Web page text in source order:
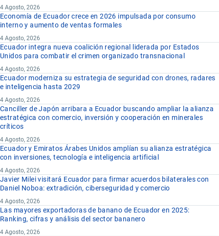
4 Agosto, 2026
Economía de Ecuador crece en 2026 impulsada por consumo
interno y aumento de ventas formales
4 Agosto, 2026
Ecuador integra nueva coalición regional liderada por Estados
Unidos para combatir el crimen organizado transnacional
4 Agosto, 2026
Ecuador moderniza su estrategia de seguridad con drones, radares
e inteligencia hasta 2029
4 Agosto, 2026
Canciller de Japón arribara a Ecuador buscando ampliar la alianza
estratégica con comercio, inversión y cooperación en minerales
críticos
4 Agosto, 2026
Ecuador y Emiratos Árabes Unidos amplían su alianza estratégica
con inversiones, tecnología e inteligencia artificial
4 Agosto, 2026
Javier Milei visitará Ecuador para firmar acuerdos bilaterales con
Daniel Noboa: extradición, ciberseguridad y comercio
4 Agosto, 2026
Las mayores exportadoras de banano de Ecuador en 2025:
Ranking, cifras y análisis del sector bananero
4 Agosto, 2026